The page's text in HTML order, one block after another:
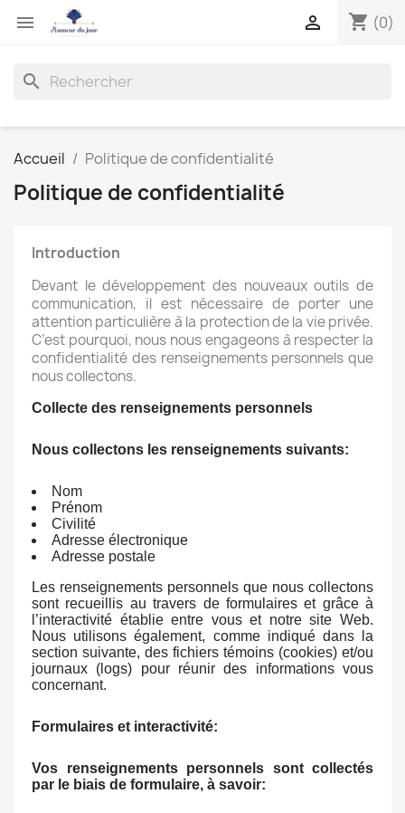
 shopping_cart (0)

search
Accueil Politique de confidentialité
Politique de confidentialité
Introduction
Devant le développement des nouveaux outils de
communication, il est nécessaire de porter une
attention particulière à la protection de la vie privée.
C’est pourquoi, nous nous engageons à respecter la
confidentialité des renseignements personnels que
nous collectons.
Collecte des renseignements personnels
Nous collectons les renseignements suivants:
Nom
Prénom
Civilité
Adresse électronique
Adresse postale
Les renseignements personnels que nous collectons
sont recueillis au travers de formulaires et grâce à
l’interactivité établie entre vous et notre site Web.
Nous utilisons également, comme indiqué dans la
section suivante, des fichiers témoins (cookies) et/ou
journaux (logs) pour réunir des informations vous
concernant.
Formulaires et interactivité:
Vos renseignements personnels sont collectés
par le biais de formulaire, à savoir: